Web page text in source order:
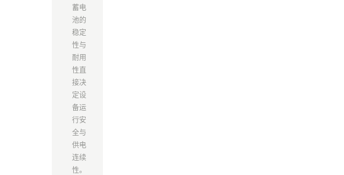
蓄电
池的
稳定
性与
耐用
性直
接决
定设
备运
行安
全与
供电
连续
性。